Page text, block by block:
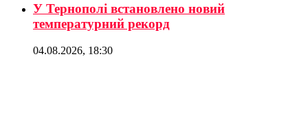
У Тернополі встановлено новий
температурний рекорд
04.08.2026, 18:30